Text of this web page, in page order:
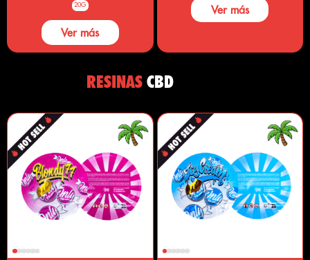
20G
Ver más
Ver más
RESINAS CBD